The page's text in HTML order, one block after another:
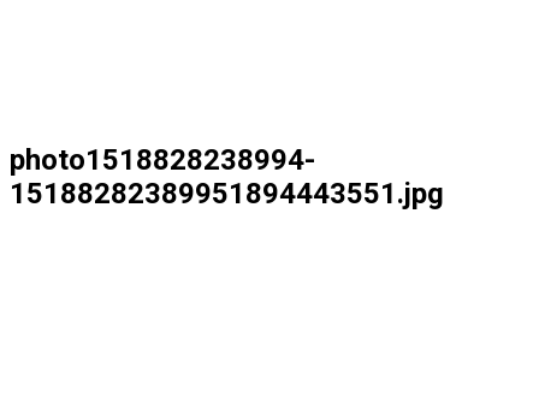
photo1518828238994-
15188282389951894443551.jpg